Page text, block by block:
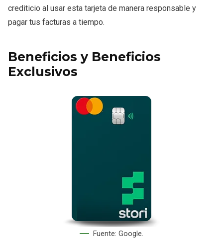
crediticio al usar esta tarjeta de manera responsable y
pagar tus facturas a tiempo.
Beneficios y Beneficios
Exclusivos
Fuente: Google.